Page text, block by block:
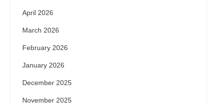
April 2026
March 2026
February 2026
January 2026
December 2025
November 2025